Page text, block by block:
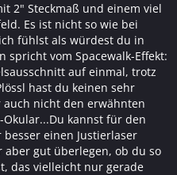
2" Steckmaß und einem viel
Es ist nicht so wie bei
fühlst als würdest du in
spricht vom Spacewalk-Effekt:
auf einmal, trotz
hast du keinen sehr
nicht den erwähnten
kannst für den
einen Justierlaser
gut überlegen, ob du so
das vielleicht nur gerade